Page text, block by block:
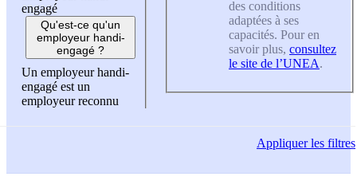
engagé
Qu'est-ce qu'un
employeur handi-
engagé ?
Un employeur handi-
engagé est un
employeur reconnu
des conditions
adaptées à ses
capacités. Pour en
savoir plus, consultez
le site de l’UNEA.
Appliquerles filtres